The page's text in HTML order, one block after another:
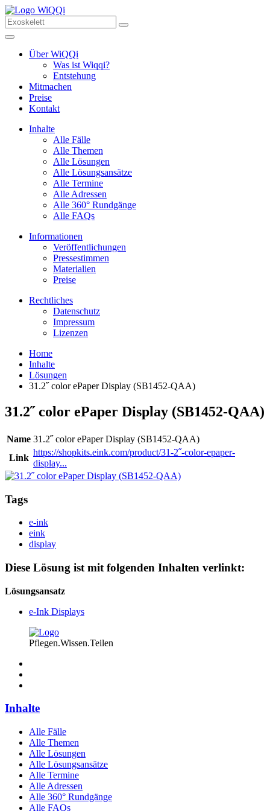
Über WiQQi
Was ist Wiqqi?
Entstehung
Mitmachen
Preise
Kontakt
Inhalte
Alle Fälle
Alle Themen
Alle Lösungen
Alle Lösungsansätze
Alle Termine
Alle Adressen
Alle 360° Rundgänge
Alle FAQs
Informationen
Veröffentlichungen
Pressestimmen
Materialien
Preise
Rechtliches
Datenschutz
Impressum
Lizenzen
Home
Inhalte
Lösungen
31.2˝ color ePaper Display (SB1452-QAA)
31.2˝ color ePaper Display (SB1452-QAA)
Name 31.2˝ color ePaper Display (SB1452-QAA)
Link
https://shopkits.eink.com/product/31-2˝-color-epaper-
display...
Tags
e-ink
eink
display
Diese Lösung ist mit folgenden Inhalten verlinkt:
Lösungsansatz
e-Ink Displays
Pflegen.Wissen.Teilen
Inhalte
Alle Fälle
Alle Themen
Alle Lösungen
Alle Lösungsansätze
Alle Termine
Alle Adressen
Alle 360° Rundgänge
Alle FAQs